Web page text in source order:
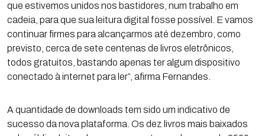
que estivemos unidos nos bastidores, num trabalho em
cadeia, para que sua leitura digital fosse possível. E vamos
continuar firmes para alcançarmos até dezembro, como
previsto, cerca de sete centenas de livros eletrônicos,
todos gratuitos, bastando apenas ter algum dispositivo
conectado à internet para ler”, afirma Fernandes.
A quantidade de downloads tem sido um indicativo de
sucesso da nova plataforma. Os dez livros mais baixados